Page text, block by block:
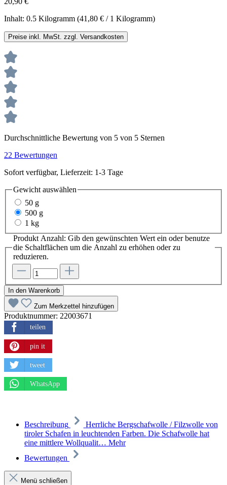
Inhalt: 0.5 Kilogramm (41,80 € / 1 Kilogramm)
Preise inkl. MwSt. zzgl. Versandkosten
Durchschnittliche Bewertung von 5 von 5 Sternen
22 Bewertungen
Sofort verfügbar, Lieferzeit: 1-3 Tage
Gewicht auswählen
50 g
500 g
1 kg
Produkt Anzahl: Gib den gewünschten Wert ein oder benutze
die Schaltflächen um die Anzahl zu erhöhen oder zu
reduzieren.
In den Warenkorb
Zum Merkzettel hinzufügen
Produktnummer: 22003671
teilen
pin it
tweet
WhatsApp
Beschreibung
Herrliche Bergschafwolle / Filzwolle von
tiroler Schafen in leuchtenden Farben. Die Schafwolle hat
eine mittlere Wollqualit… Mehr
Bewertungen
Menü schließen